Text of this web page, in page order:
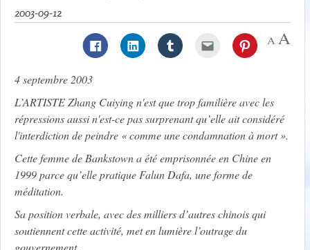
2003-09-12
4 septembre 2003
L’ARTISTE Zhang Cuiying n'est que trop familière avec les
répressions aussi n'est-ce pas surprenant qu’elle ait considéré
l'interdiction de peindre « comme une condamnation à mort ».
Cette femme de Bankstown a été emprisonnée en Chine en
1999 parce qu’elle pratique Falun Dafa, une forme de
méditation.
Sa position verbale, avec des milliers d’autres chinois qui
soutiennent cette activité, met en lumière l’outrage du